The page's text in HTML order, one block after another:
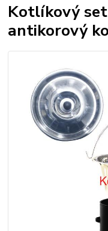
Kotlíkový
antikorový